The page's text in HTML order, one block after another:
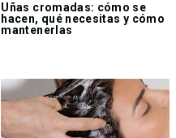
Uñas cromadas: cómo se
hacen, qué necesitas y cómo
mantenerlas